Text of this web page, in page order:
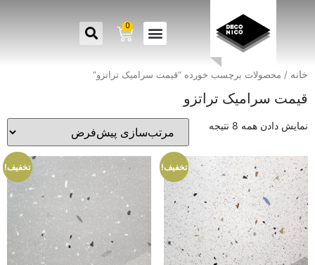
0
خانه / محصولات برچسب خورده “قیمت سرامیک تراتزو”
قیمت سرامیک تراتزو
نمایش دادن همه 8 نتیجه
تخفیف! تخفیف!